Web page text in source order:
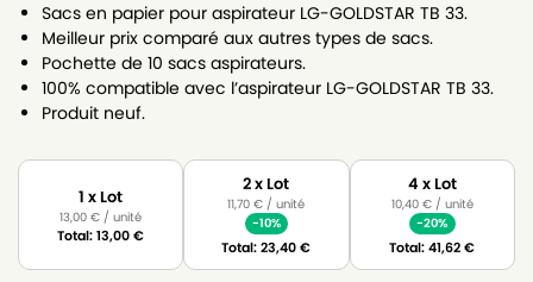
Sacs en papier pour aspirateur LG-GOLDSTAR TB 33.
Meilleur prix comparé aux autres types de sacs.
Pochette de 10 sacs aspirateurs.
100% compatible avec l’aspirateur LG-GOLDSTAR TB 33.
Produit neuf.
1 x Lot
13,00€ / unité
Total:13,00€
2 x Lot
11,70€ / unité
-10%
Total:23,40€
4 x Lot
10,40 €/ unité
-20%
Total:41,62€